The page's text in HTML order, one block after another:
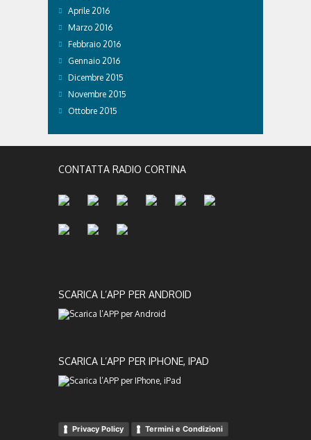
Aprile 2016
Marzo 2016
Febbraio 2016
Gennaio 2016
Dicembre 2015
Novembre 2015
Ottobre 2015
CONTATTA RADIO CORTINA
SCARICA L’APP PER ANDROID
SCARICA L’APP PER IPHONE, IPAD
Privacy Policy Termini e Condizioni